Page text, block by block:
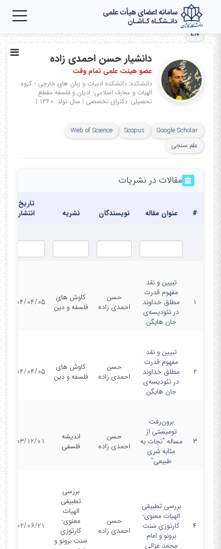
EN
دانشیار حسن احمدی زاده
عضو هیئت علمی تمام وقت
دانشکده: دانشکده ادبیات و زبان های خارجی - گروه:
الهیات و معارف اسلامی- ادیان و فلسفه مقطع
تحصیلی: دکترای تخصصی | سال تولد: ۱۳۶۰ |
Google Scholar
Scopus
Web of Science
علم سنجی
مقالات در نشریات
# عنوان مقاله نویسندگان نشریه
تاریخ
انتشار
۱
تبیین و نقد
مفهوم قدرت
مطلق خداوند
در تئودیسه‌ی
جان هایگن
حسن
احمدی زاده
کاوش های
فلسفه و دین
1404/04/05
۲
تبیین و نقد
مفهوم قدرت
مطلق خداوند
در تئودیسه‌ی
جان هایگن
حسن
احمدی زاده
کاوش های
فلسفه و دین
1404/04/05
۳
برون‌رفت
تومیستی از
مساله "نجات به
مثابه شری
طبیعی"
حسن
احمدی زاده
اندیشه
فلسفی
1403/12/01
۴
بررسی تطبیقی
الهیات معنوی-
کارتوزیِ سَنت
برونو و امام
محمد غزالی
حسن
احمدی زاده
بررسی
تطبیقی
الهیات
معنوی-
کارتوزیِ
سَنت برونو و
1402/06/21